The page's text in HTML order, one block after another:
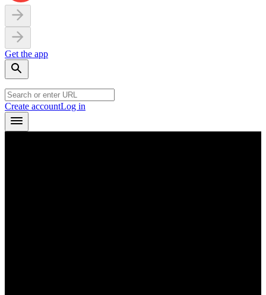
Get the app
Create accountLog in